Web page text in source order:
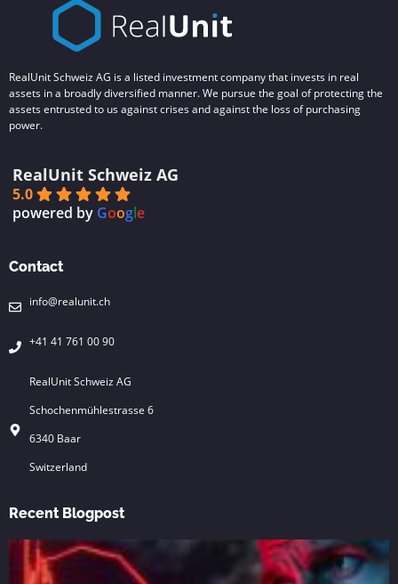
RealUnit Schweiz AG is a listed investment company that invests in real
assets in a broadly diversified manner. We pursue the goal of protecting the
assets entrusted to us against crises and against the loss of purchasing
power.
RealUnit Schweiz AG
5.0
powered by Google
Contact
info@realunit.ch
+41 41 761 00 90
RealUnit Schweiz AG
Schochenmühlestrasse 6
6340 Baar
Switzerland
Recent Blogpost